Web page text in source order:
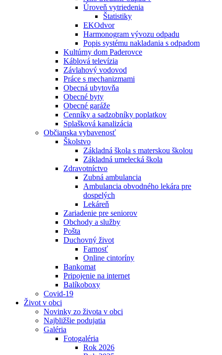
Úroveň vytriedenia
Štatistiky
EKOdvor
Harmonogram vývozu odpadu
Popis systému nakladania s odpadom
Kultúrny dom Paderovce
Káblová televízia
Závlahový vodovod
Práce s mechanizmami
Obecná ubytovňa
Obecné byty
Obecné garáže
Cenníky a sadzobníky poplatkov
Splašková kanalizácia
Občianska vybavenosť
Školstvo
Základná škola s materskou školou
Základná umelecká škola
Zdravotníctvo
Zubná ambulancia
Ambulancia obvodného lekára pre
dospelých
Lekáreň
Zariadenie pre seniorov
Obchody a služby
Pošta
Duchovný život
Farnosť
Online cintoríny
Bankomat
Pripojenie na internet
Balíkoboxy
Covid-19
Život v obci
Novinky zo života v obci
Najbližšie podujatia
Galéria
Fotogaléria
Rok 2026